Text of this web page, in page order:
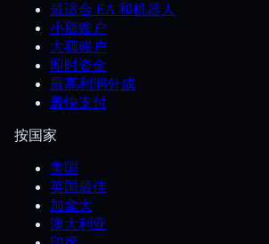
最适合 EA 和机器人
小额账户
大额账户
即时资金
最高利润分成
最快支付
按国家
美国
英国最佳
加拿大
澳大利亚